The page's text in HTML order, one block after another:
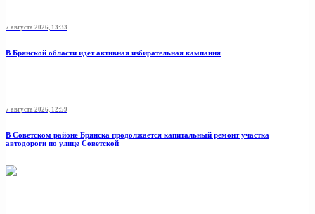
7 августа 2026, 13:33
В Брянской области идет активная избирательная кампания
7 августа 2026, 12:59
В Советском районе Брянска продолжается капитальный ремонт участка
автодороги по улице Советской